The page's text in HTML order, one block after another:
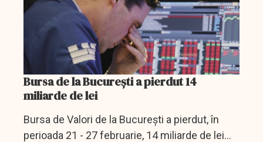
Bursa de la București a pierdut 14
miliarde de lei
Bursa de Valori de la Bucureşti a pierdut, în
perioada 21 - 27 februarie, 14 miliarde de lei